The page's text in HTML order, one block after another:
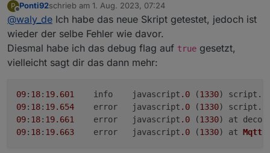
Wenn da Einträge mit:
Ungültiger hexString: XXX
kommen, bitte schicken.
P
Offline
Ponti92schrieb am 1. Aug. 2023, 07:24
zuletzt editiert von
@waly_de Ich habe das neue Skript getestet, jedoch ist
wieder der selbe Fehler wie davor.
Diesmal habe ich das debug flag auf true gesetzt,
vielleicht sagt dir das dann mehr:
09: 18: 19.601
	info	javascript
.0 (1330) script.
09: 18: 19.654
	error	javascript
.0 (1330) script.
09: 18: 19.661
	error	javascript
.0 (1330) at
09: 18: 19.663
	error	javascript
.0 (1330) at